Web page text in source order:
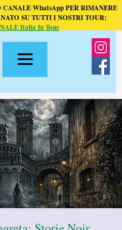
CANALE WhatsApp PER RIMANERE
SU TUTTI I NOSTRI TOUR:
Italia In Tour